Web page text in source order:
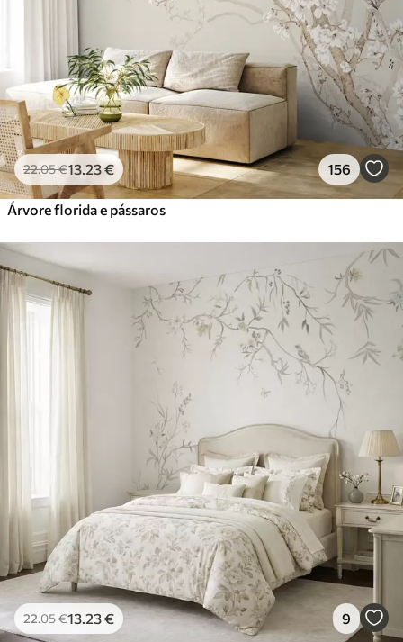
22.05€13 .23€ 156
Árvore florida e pássaros
22.05€13 .23€ 9